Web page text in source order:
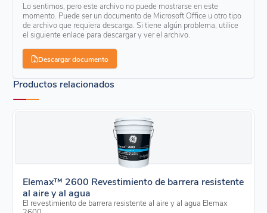
Lo sentimos, pero este archivo no puede mostrarse en este
momento. Puede ser un documento de Microsoft Office u otro tipo
de archivo que requiera descarga. Si tiene algún problema, utilice
el siguiente enlace para descargar y ver el archivo.
Descargar documento
Productos relacionados
Elemax™ 2600 Revestimiento de barrera resistente
al aire y al agua
El revestimiento de barrera resistente al aire y al agua Elemax